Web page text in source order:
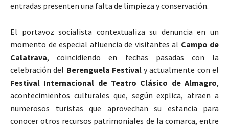
entradas presenten una falta de limpieza y conservación.
El portavoz socialista contextualiza su denuncia en un
momento de especial afluencia de visitantes al Campo de
Calatrava, coincidiendo en fechas pasadas con la
celebración del Berenguela Festivaly actualmente con el
Festival Internacional de Teatro Clásico de Almagro,
acontecimientos culturales que, según explica, atraen a
numerosos turistas que aprovechan su estancia para
conocer otros recursos patrimoniales de la comarca, entre